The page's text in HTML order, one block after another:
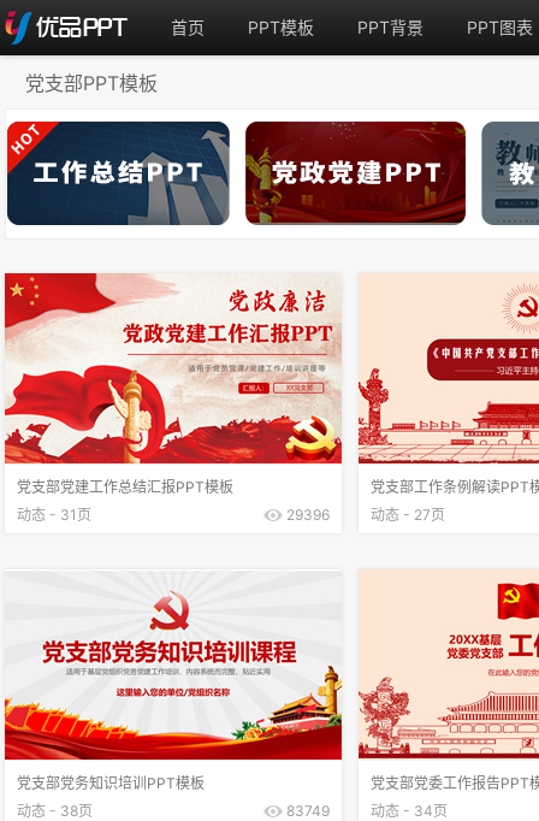
首页 PPT模板 PPT背景 PPT图表
党支部PPT模板
党支部党建工作总结汇报PPT模板
动态 - 31页
29396
党支部工作条例解读PPT
动态 - 27页
党支部党务知识培训PPT模板
动态 - 38页
83749
党支部党委工作报告PPT
动态 - 34页